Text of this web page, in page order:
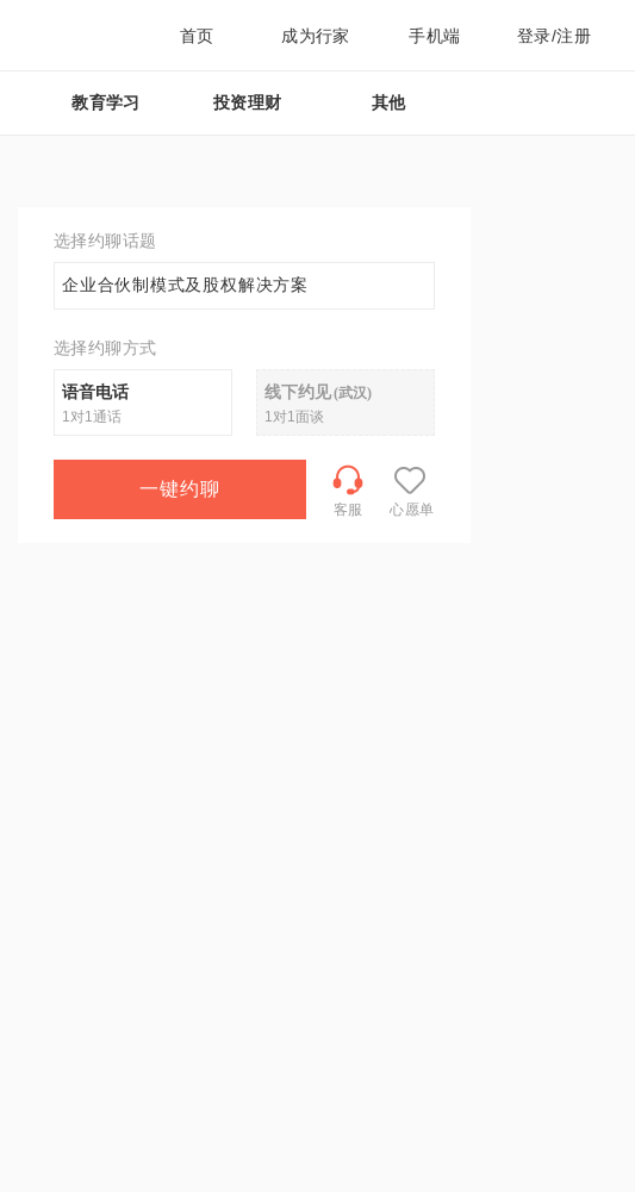
首页 成为行家 手机端 登录/注册
教育学习 投资理财 其他
选择约聊话题
企业合伙制模式及股权解决方案
选择约聊方式
语音电话
1对1通话
线下约见(武汉)
1对1面谈
一键约聊
客服 心愿单